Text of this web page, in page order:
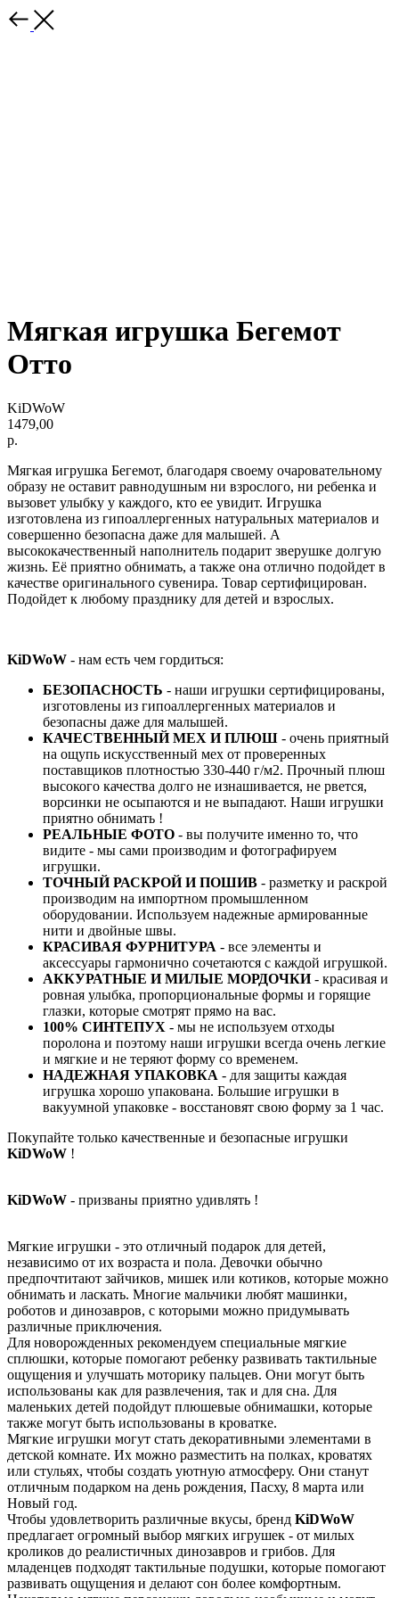
Мягкая игрушка Бегемот
Отто
KiDWoW
1479,00
р.
Мягкая игрушка Бегемот, благодаря своему очаровательному
образу не оставит равнодушным ни взрослого, ни ребенка и
вызовет улыбку у каждого, кто ее увидит. Игрушка
изготовлена из гипоаллергенных натуральных материалов и
совершенно безопасна даже для малышей. А
высококачественный наполнитель подарит зверушке долгую
жизнь. Её приятно обнимать, а также она отлично подойдет в
качестве оригинального сувенира. Товар сертифицирован.
Подойдет к любому празднику для детей и взрослых.
KiDWoW - нам есть чем гордиться:
БЕЗОПАСНОСТЬ - наши игрушки сертифицированы,
изготовлены из гипоаллергенных материалов и
безопасны даже для малышей.
КАЧЕСТВЕННЫЙ МЕХ И ПЛЮШ - очень приятный
на ощупь искусственный мех от проверенных
поставщиков плотностью 330-440 г/м2. Прочный плюш
высокого качества долго не изнашивается, не рвется,
ворсинки не осыпаются и не выпадают. Наши игрушки
приятно обнимать !
РЕАЛЬНЫЕ ФОТО - вы получите именно то, что
видите - мы сами производим и фотографируем
игрушки.
ТОЧНЫЙ РАСКРОЙ И ПОШИВ - разметку и раскрой
производим на импортном промышленном
оборудовании. Используем надежные армированные
нити и двойные швы.
КРАСИВАЯ ФУРНИТУРА - все элементы и
аксессуары гармонично сочетаются с каждой игрушкой.
АККУРАТНЫЕ И МИЛЫЕ МОРДОЧКИ- красивая и
ровная улыбка, пропорциональные формы и горящие
глазки, которые смотрят прямо на вас.
100% СИНТЕПУХ - мы не используем отходы
поролона и поэтому наши игрушки всегда очень легкие
и мягкие и не теряют форму со временем.
НАДЕЖНАЯ УПАКОВКА - для защиты каждая
игрушка хорошо упакована. Большие игрушки в
вакуумной упаковке - восстановят свою форму за 1 час.
Покупайте только качественные и безопасные игрушки
KiDWoW !
KiDWoW - призваны приятно удивлять !
Мягкие игрушки - это отличный подарок для детей,
независимо от их возраста и пола. Девочки обычно
предпочтитают зайчиков, мишек или котиков, которые можно
обнимать и ласкать. Многие мальчики любят машинки,
роботов и динозавров, с которыми можно придумывать
различные приключения.
Для новорожденных рекомендуем специальные мягкие
сплюшки, которые помогают ребенку развивать тактильные
ощущения и улучшать моторику пальцев. Они могут быть
использованы как для развлечения, так и для сна. Для
маленьких детей подойдут плюшевые обнимашки, которые
также могут быть использованы в кроватке.
Мягкие игрушки могут стать декоративными элементами в
детской комнате. Их можно разместить на полках, кроватях
или стульях, чтобы создать уютную атмосферу. Они станут
отличным подарком на день рождения, Пасху, 8 марта или
Новый год.
Чтобы удовлетворить различные вкусы, бренд KiDWoW
предлагает огромный выбор мягких игрушек - от милых
кроликов до реалистичных динозавров и грибов. Для
младенцев подходят тактильные подушки, которые помогают
развивать ощущения и делают сон более комфортным.